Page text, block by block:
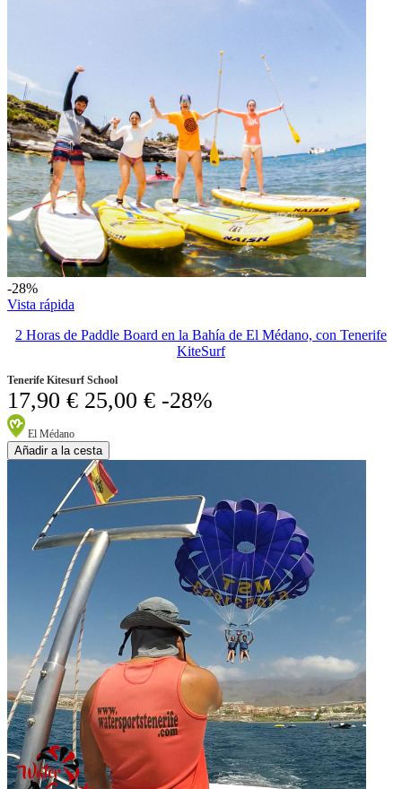
-28%
Vista rápida
2 Horas de Paddle Board en la Bahía de El Médano, con Tenerife
KiteSurf
Tenerife Kitesurf School
17,90 € 25,00 € -28%
El Médano
Añadir a la cesta